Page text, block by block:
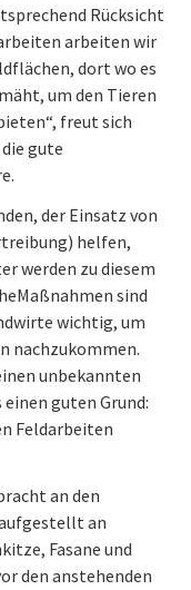
Rücksicht
arbeiten wir
dort wo es
um den Tieren
freut sich
gute
der Einsatz von
helfen,
werden zu diesem
sind
wichtig, um
nachzukommen.
unbekannten
guten Grund:
Feldarbeiten
an den
an
Fasane und
den anstehenden